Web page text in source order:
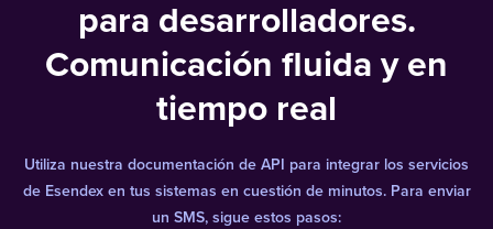
para desarrolladores.
Comunicación fluida y en
tiempo real
Utiliza nuestra documentación de API para integrar los servicios
de Esendex en tus sistemas en cuestión de minutos. Para enviar
un SMS, sigue estos pasos: